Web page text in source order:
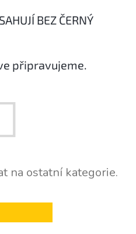
BEZ ČERNÝ
připravujeme.
na ostatní kategorie.